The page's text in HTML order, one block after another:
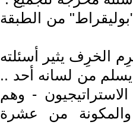
من الطبقة
الخرِف يثير أسئلته
من لسانه أحد ..
- وهم
والمكونة من عشرة